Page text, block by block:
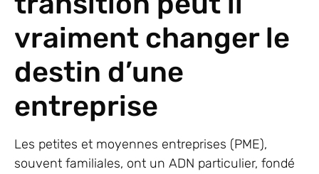
vraiment changer le
destin d’une
entreprise
Les petites et moyennes entreprises (PME),
souvent familiales, ont un ADN particulier, fondé